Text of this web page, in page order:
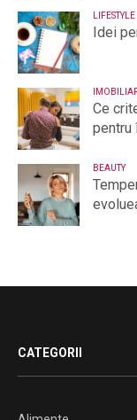
LIFESTYLE
Idei
Ce
pentru
BEAUTY
CATEGORII